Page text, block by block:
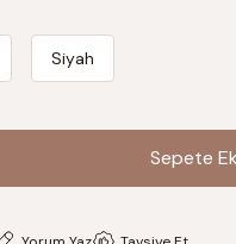
Siyah
Sepete
Sepete